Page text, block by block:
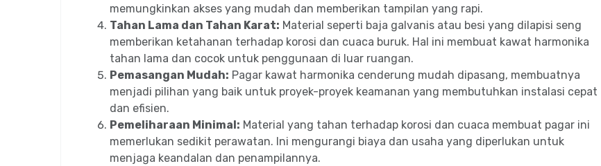
memungkinkan akses yang mudah dan memberikan tampilan yang rapi.
Tahan Lama dan Tahan Karat: Material seperti baja galvanis atau besi yang dilapisi seng
memberikan ketahanan terhadap korosi dan cuaca buruk. Hal ini membuat kawat harmonika
tahan lama dan cocok untuk penggunaan di luar ruangan.
Pemasangan Mudah: Pagar kawat harmonika cenderung mudah dipasang, membuatnya
menjadi pilihan yang baik untuk proyek-proyek keamanan yang membutuhkan instalasi cepat
dan efisien.
Pemeliharaan Minimal: Material yang tahan terhadap korosi dan cuaca membuat pagar ini
memerlukan sedikit perawatan. Ini mengurangi biaya dan usaha yang diperlukan untuk
menjaga keandalan dan penampilannya.